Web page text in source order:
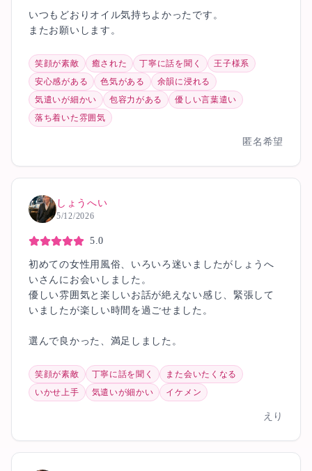
いつもどおりオイル気持ちよかったです。
またお願いします。
笑顔が素敵 癒された 丁寧に話を聞く
王子様系
安心感がある
色気がある
余韻に浸れる
気遣いが細かい
包容力がある
優しい言葉遣い
落ち着いた雰囲気
匿名希望
しょうへい
5/12/2026
5.0
初めての女性用風俗、いろいろ迷いましたがしょうへ
いさんにお会いしました。
優しい雰囲気と楽しいお話が絶えない感じ、緊張して
いましたが楽しい時間を過ごせました。
選んで良かった、満足しました。
笑顔が素敵 丁寧に話を聞く
また会いたくなる
いかせ上手
気遣いが細かい イケメン
えり